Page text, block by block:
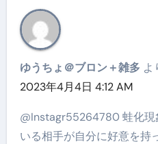
ゆうちょ＠ブロン＋雑多 よ
2023年4月4日 4:12 AM
@Instagr55264780 蛙化現
いる相手が自分に好意を持